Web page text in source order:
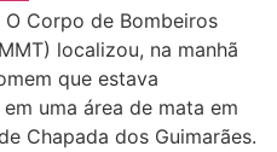
O Corpo de Bombeiros
localizou, na manhã
que estava
uma área de mata em
Chapada dos Guimarães.